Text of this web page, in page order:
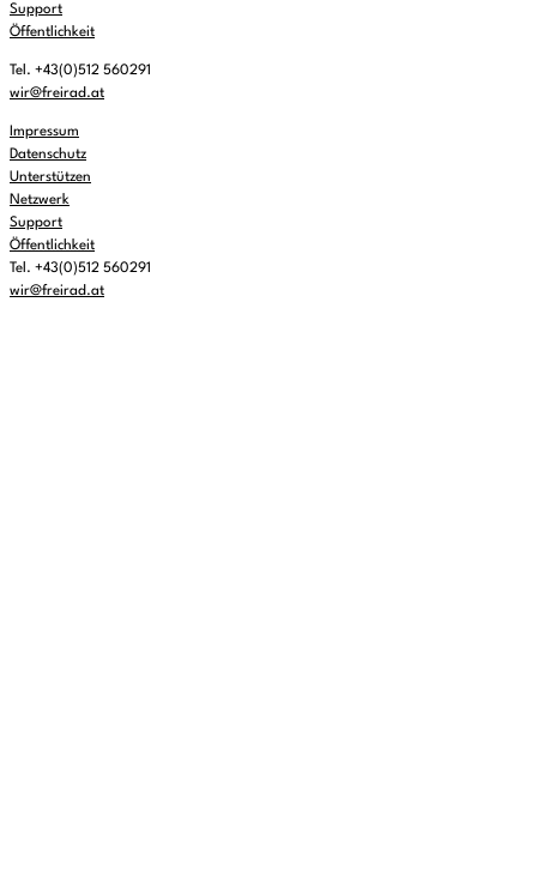
Support
Öffentlichkeit
Tel. +43(0)512 560291
wir@freirad.at
Impressum
Datenschutz
Unterstützen
Netzwerk
Support
Öffentlichkeit
Tel. +43(0)512 560291
wir@freirad.at